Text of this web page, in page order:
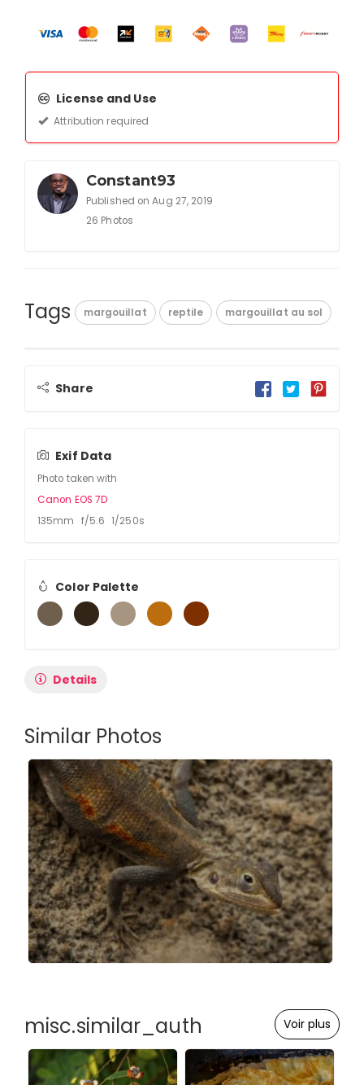
License and Use
Attribution required
Constant93
Published on Aug 27, 2019
26 Photos
Tags margouillat reptile margouillat au sol
Share
Exif Data
Photo taken with
Canon EOS 7D
135mm f/5.6 1/250s
Color Palette
Details
Similar Photos
misc.similar_auth Voir plus